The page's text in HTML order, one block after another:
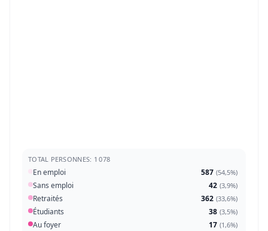
TOTAL PERSONNES: 1 078
En emploi 587 (54,5%)
Sans emploi 42 (3,9%)
Retraités 362 (33,6%)
Étudiants 38 (3,5%)
Au foyer 17 (1,6%)